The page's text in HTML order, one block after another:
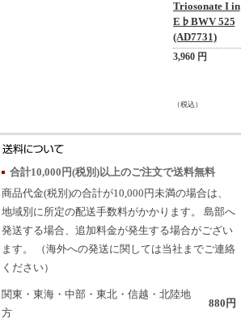
Triosonate I in
E♭BWV 525
(AD7731)
3,960 円
（税込）
合計10,000円(税別)以上のご注文で送料無料
商品代金(税別)の合計が10,000円未満の場合は、
地域別に所定の配送手数料がかかります。 島部へ
発送する場合、追加料金が発生する場合がござい
ます。 （海外への発送に関しては当社までご連絡
ください）
関東・東海・中部・東北・信越・北陸地
方
880円